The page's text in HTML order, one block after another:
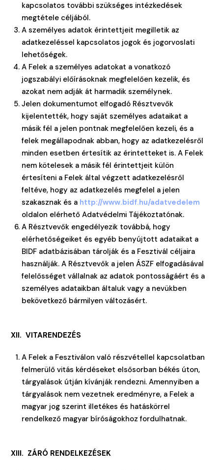
kapcsolatos további szükséges intézkedések
megtétele céljából.
A személyes adatok érintettjeit megilletik az
adatkezeléssel kapcsolatos jogok és jogorvoslati
lehetőségek.
A Felek a személyes adatokat a vonatkozó
jogszabályi előírásoknak megfelelően kezelik, és
azokat nem adják át harmadik személynek.
Jelen dokumentumot elfogadó Résztvevők
kijelentették, hogy saját személyes adataikat a
másik fél a jelen pontnak megfelelően kezeli, és a
felek megállapodnak abban, hogy az adatkezelésről
minden esetben értesítik az érintetteket is. A Felek
nem kötelesek a másik fél érintettjeit külön
értesíteni a Felek által végzett adatkezelésről
feltéve, hogy az adatkezelés megfelel a jelen
szakasznak és a http://www.bidf.hu/adatvedelem
oldalon elérhető Adatvédelmi Tájékoztatónak.
A Résztvevők engedélyezik továbbá, hogy
elérhetőségeiket és egyéb benyújtott adataikat a
BIDF adatbázisában tárolják és a Fesztivál céljaira
használják. A Résztvevők a jelen ÁSZF elfogadásával
felelősséget vállalnak az adatok pontosságáért és a
személyes adataikban általuk vagy a nevükben
bekövetkező bármilyen változásért.
XII. VITARENDEZÉS
A Felek a Fesztiválon való részvétellel kapcsolatban
felmerülő vitás kérdéseket elsősorban békés úton,
tárgyalások útján kívánják rendezni. Amennyiben a
tárgyalások nem vezetnek eredményre, a Felek a
magyar jog szerint illetékes és hatáskörrel
rendelkező magyar bíróságokhoz fordulhatnak.
XIII. ZÁRÓ RENDELKEZÉSEK